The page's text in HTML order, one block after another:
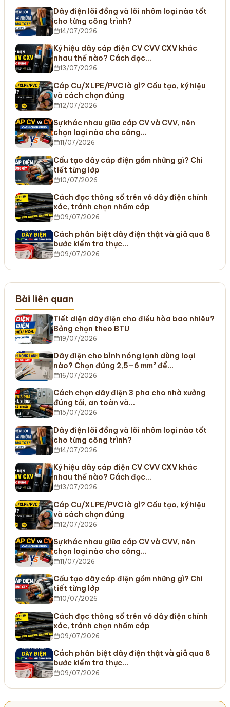
Dây điện lõi đồng và lõi nhôm loại nào tốt
cho từng công trình?
14/07/2026
Ký hiệu dây cáp điện CV CVV CXV khác
nhau thế nào? Cách đọc…
13/07/2026
Cáp Cu/XLPE/PVC là gì? Cấu tạo, ký hiệu
và cách chọn đúng
12/07/2026
Sự khác nhau giữa cáp CV và CVV, nên
chọn loại nào cho công…
11/07/2026
Cấu tạo dây cáp điện gồm những gì? Chi
tiết từng lớp
10/07/2026
Cách đọc thông số trên vỏ dây điện chính
xác, tránh chọn nhầm cáp
09/07/2026
Cách phân biệt dây điện thật và giả qua 8
bước kiểm tra thực…
09/07/2026
Bài liên quan
Tiết diện dây điện cho điều hòa bao nhiêu?
Bảng chọn theo BTU
19/07/2026
Dây điện cho bình nóng lạnh dùng loại
nào? Chọn đúng 2,5–6 mm² để…
16/07/2026
Cách chọn dây điện 3 pha cho nhà xưởng
đúng tải, an toàn và…
15/07/2026
Dây điện lõi đồng và lõi nhôm loại nào tốt
cho từng công trình?
14/07/2026
Ký hiệu dây cáp điện CV CVV CXV khác
nhau thế nào? Cách đọc…
13/07/2026
Cáp Cu/XLPE/PVC là gì? Cấu tạo, ký hiệu
và cách chọn đúng
12/07/2026
Sự khác nhau giữa cáp CV và CVV, nên
chọn loại nào cho công…
11/07/2026
Cấu tạo dây cáp điện gồm những gì? Chi
tiết từng lớp
10/07/2026
Cách đọc thông số trên vỏ dây điện chính
xác, tránh chọn nhầm cáp
09/07/2026
Cách phân biệt dây điện thật và giả qua 8
bước kiểm tra thực…
09/07/2026